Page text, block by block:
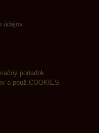
údajov.
poriadok
a použ.COOKIES